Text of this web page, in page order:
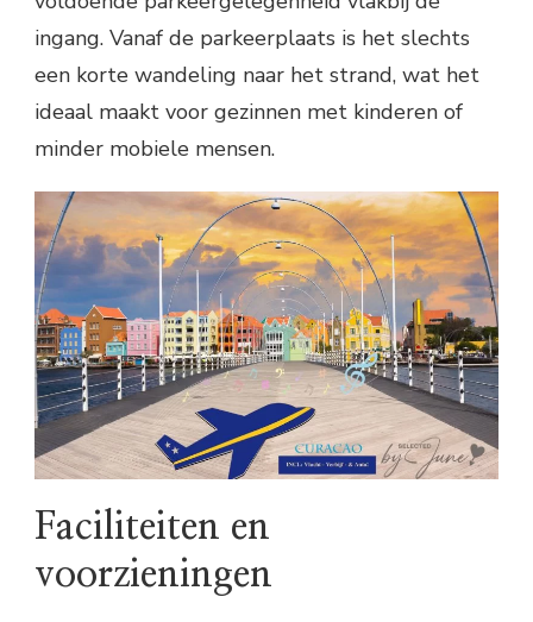
ingang. Vanaf de parkeerplaats is het slechts
een korte wandeling naar het strand, wat het
ideaal maakt voor gezinnen met kinderen of
minder mobiele mensen.
Faciliteiten en
voorzieningen